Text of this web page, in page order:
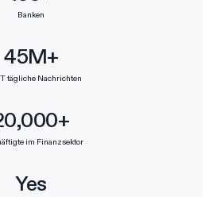
Banken
45M+
tägliche Nachrichten
im Finanzsektor
Yes